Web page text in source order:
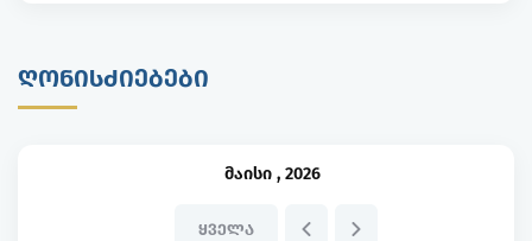
ᲦᲝᲜᲘᲡᲫᲘᲔᲑᲔᲑᲘ
მაისი, 2026
ᲧᲕᲔᲚᲐ